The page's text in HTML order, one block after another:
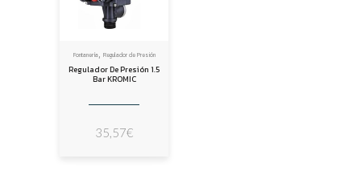
Fontanería, Regulador de Presión
Regulador De Presión 1.5
Bar KROMIC
35,57€